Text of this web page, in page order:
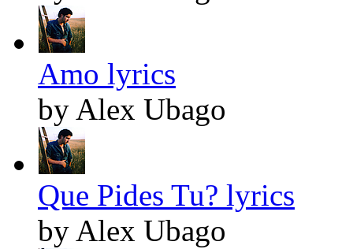
Amo lyrics
by Alex Ubago
Que Pides Tu? lyrics
by Alex Ubago